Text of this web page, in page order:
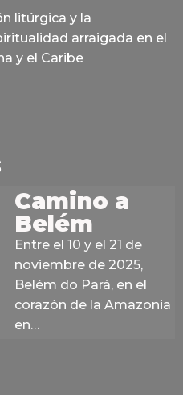
litúrgica y la
arraigada en el
y el Caribe
Camino a
Belém
Entre el 10 y el 21 de
noviembre de 2025,
Belém do Pará, en el
corazón de la Amazonia
en…